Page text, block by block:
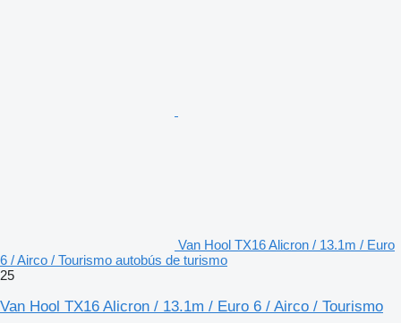
Van Hool TX16 Alicron / 13.1m / Euro
6 / Airco / Tourismo autobús de turismo
25
Van Hool TX16 Alicron / 13.1m / Euro 6 / Airco / Tourismo